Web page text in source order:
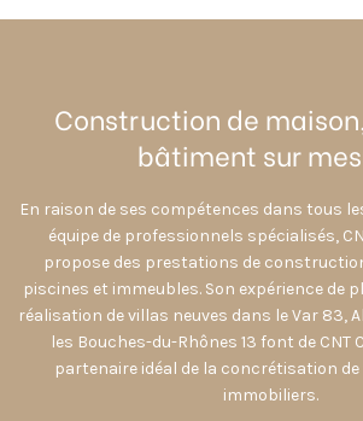
Construction de
bâtiment sur
En raison de ses compétences dans tous
équipe de professionnels spécialisés,
propose des prestations de
piscines et immeubles. Son expérience de
réalisation de villas neuves dans le Var 83,
les Bouches-du-Rhônes 13 font de
partenaire idéal de la concrétisation
immobiliers.